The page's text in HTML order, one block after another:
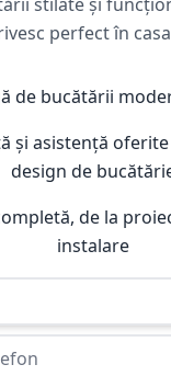
perfect în
de bucătării
și asistență
design de
de la
instalare